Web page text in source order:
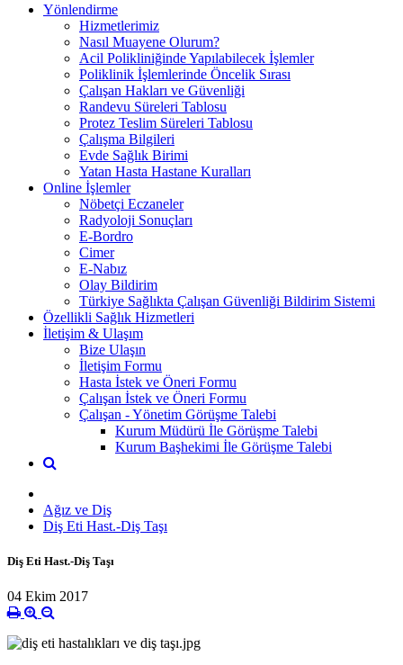
Yönlendirme
Hizmetlerimiz
Nasıl Muayene Olurum?
Acil Polikliniğinde Yapılabilecek İşlemler
Poliklinik İşlemlerinde Öncelik Sırası
Çalışan Hakları ve Güvenliği
Randevu Süreleri Tablosu
Protez Teslim Süreleri Tablosu
Çalışma Bilgileri
Evde Sağlık Birimi
Yatan Hasta Hastane Kuralları
Online İşlemler
Nöbetçi Eczaneler
Radyoloji Sonuçları
E-Bordro
Cimer
E-Nabız
Olay Bildirim
Türkiye Sağlıkta Çalışan Güvenliği Bildirim Sistemi
Özellikli Sağlık Hizmetleri
İletişim & Ulaşım
Bize Ulaşın
İletişim Formu
Hasta İstek ve Öneri Formu
Çalışan İstek ve Öneri Formu
Çalışan - Yönetim Görüşme Talebi
Kurum Müdürü İle Görüşme Talebi
Kurum Başhekimi İle Görüşme Talebi
Ağız ve Diş
Diş Eti Hast.-Diş Taşı
Diş Eti Hast.-Diş Taşı
04 Ekim 2017